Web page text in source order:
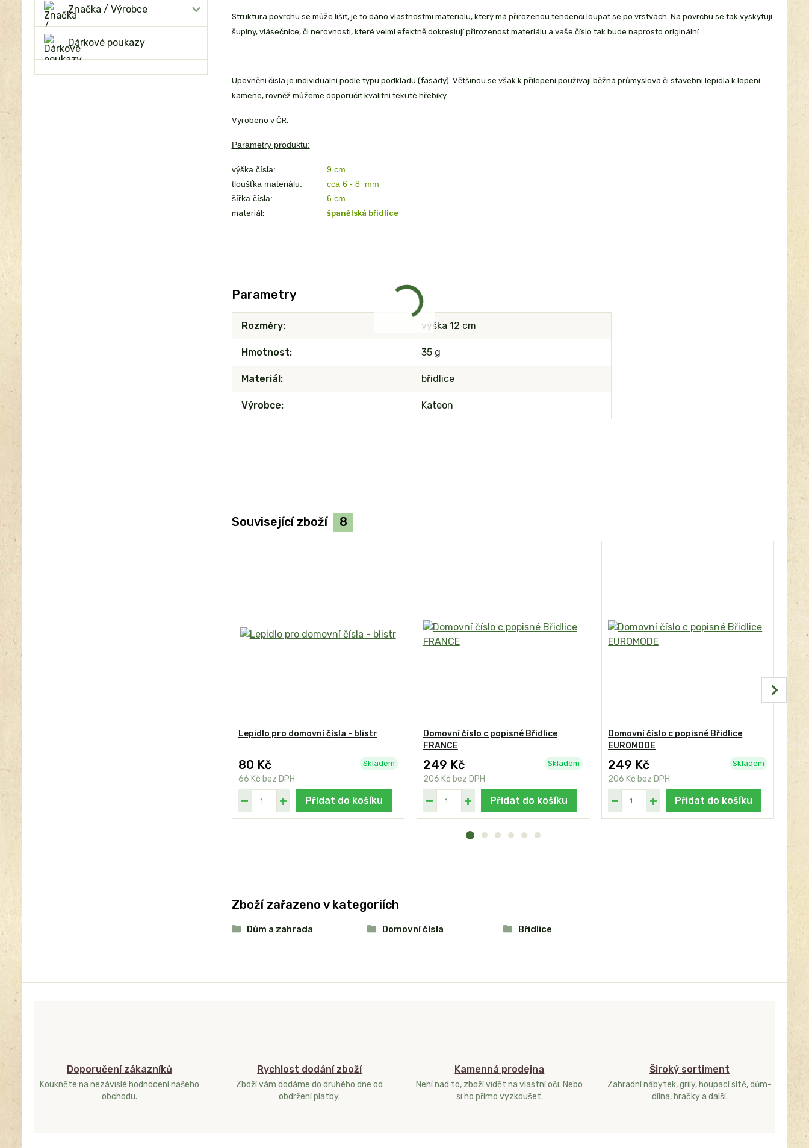
Značka / Výrobce
Dárkové poukazy
Struktura povrchu se může lišit, je to dáno vlastnostmi materiálu, který má přirozenou tendenci loupat se po vrstvách. Na povrchu se tak vyskytují
šupiny, vlásečnice, či nerovnosti, které velmi efektně dokreslují přirozenost materiálu a vaše číslo tak bude naprosto originální.
Upevnění čísla je individuální podle typu podkladu (fasády). Většinou se však k přilepení používají běžná průmyslová či stavební lepidla k lepení
kamene, rovněž můžeme doporučit kvalitní tekuté hřebíky.
Vyrobeno v ČR.
Parametry produktu:
výška čísla:
9 cm
tloušťka materiálu:
cca 6 - 8 mm
šířka čísla:
6 cm
materiál: španělská břidlice
Parametry
Rozměry výška 12 cm
Hmotnost 35 g
Materiál břidlice
Výrobce Kateon
Související zboží 8
Lepidlo pro domovní čísla - blistr
80 Kč
66 Kč bez DPH
Skladem
Přidat do košíku
Domovní číslo c popisné Břidlice
FRANCE
249 Kč
206 Kč bez DPH
Skladem
Přidat do košíku
Domovní číslo c popisné Břidlice
EUROMODE
249 Kč
206 Kč bez DPH
Skladem
Přidat do košíku
Zboží zařazeno v kategoriích
Dům a zahrada Domovní čísla Břidlice
Doporučení zákazníků
Koukněte na nezávislé hodnocení našeho
obchodu.
Rychlost dodání zboží
Zboží vám dodáme do druhého dne od
obdržení platby.
Kamenná prodejna
Není nad to, zboží vidět na vlastní oči. Nebo
si ho přímo vyzkoušet.
Široký sortiment
Zahradní nábytek, grily, houpací sítě, dům-
dílna, hračky a další.